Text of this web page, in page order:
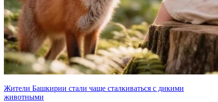
Жители Башкирии стали чаще сталкиваться с дикими
животными